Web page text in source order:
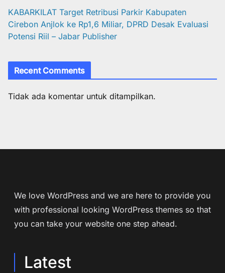
KABARKILAT Target Retribusi Parkir Kabupaten
Cirebon Anjlok ke Rp1,6 Miliar, DPRD Desak Evaluasi
Potensi Riil – Jabar Publisher
Recent Comments
Tidak ada komentar untuk ditampilkan.
We love WordPress and we are here to provide you
with professional looking WordPress themes so that
you can take your website one step ahead.
Latest